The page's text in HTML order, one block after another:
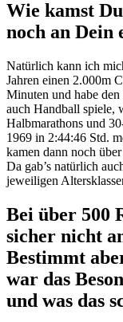
Wie kamst
noch an Dein
Natürlich kann ich
Jahren einen 2.000m
Minuten und habe
auch Handball spiele,
Halbmarathons und
1969 in 2:44:46 Std.
kamen dann noch
Da gab’s natürlich
jeweiligen
Bei über 500
sicher nicht
Bestimmt
war das
und was das